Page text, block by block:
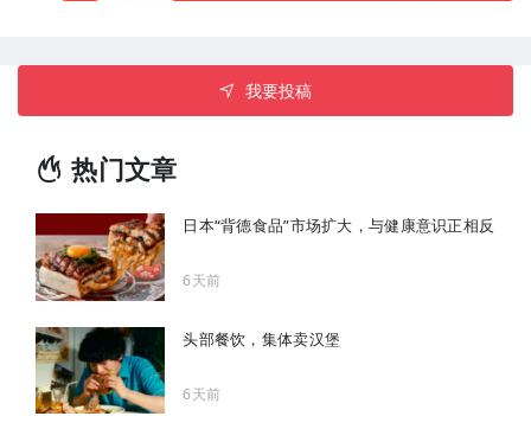
我要投稿
热门文章
日本“背德食品”市场扩大，与健康意识正相反
6天前
头部餐饮，集体卖汉堡
6天前